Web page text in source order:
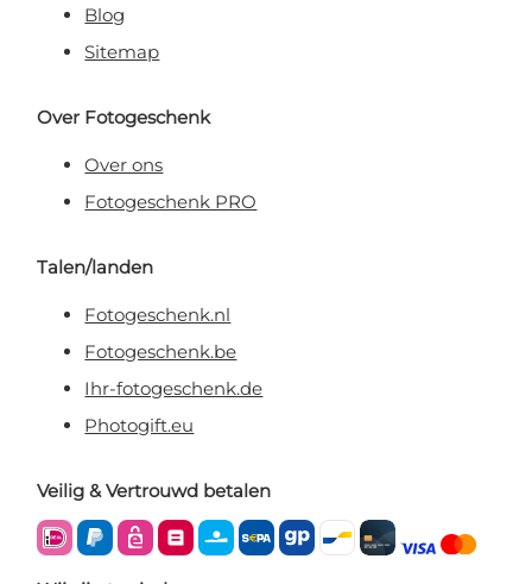
Blog
Sitemap
Over Fotogeschenk
Over ons
Fotogeschenk PRO
Talen/landen
Fotogeschenk.nl
Fotogeschenk.be
Ihr-fotogeschenk.de
Photogift.eu
Veilig & Vertrouwd betalen